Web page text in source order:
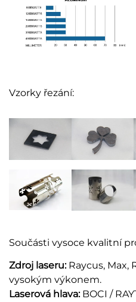
Vzorky řezání:
Součásti vysoce kvalitní
Zdroj laseru: Raycus, Max,
vysokým výkonem.
Laserová hlava: BOCI /